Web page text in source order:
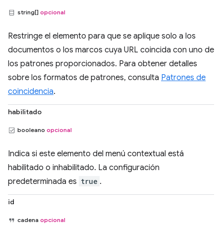
string[] opcional
Restringe el elemento para que se aplique solo a los
documentos o los marcos cuya URL coincida con uno de
los patrones proporcionados. Para obtener detalles
sobre los formatos de patrones, consulta Patrones de
coincidencia.
habilitado
booleano opcional
Indica si este elemento del menú contextual está
habilitado o inhabilitado. La configuración
predeterminada es true .
id
cadena opcional